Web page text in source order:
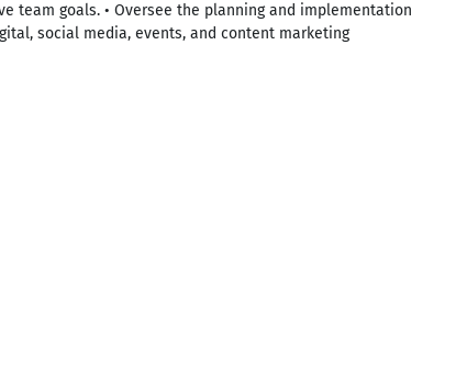
team goals. • Oversee the planning and implementation
social media, events, and content marketing